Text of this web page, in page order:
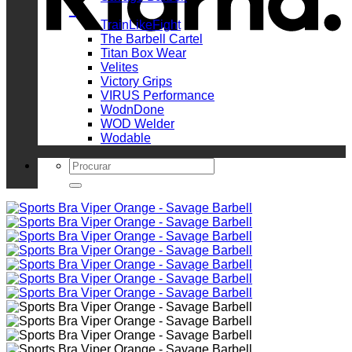
_
TrainLikeFight
The Barbell Cartel
Titan Box Wear
Velites
Victory Grips
VIRUS Performance
WodnDone
WOD Welder
Wodable
Search
for: